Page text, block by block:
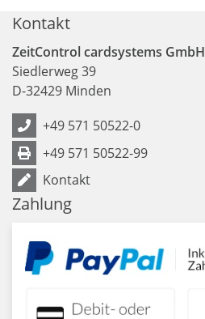
Kontakt
ZeitControl cardsystems GmbH
Siedlerweg 39
D-32429 Minden
+49 571 50522-0
+49 571 50522-99
Kontakt
Zahlung